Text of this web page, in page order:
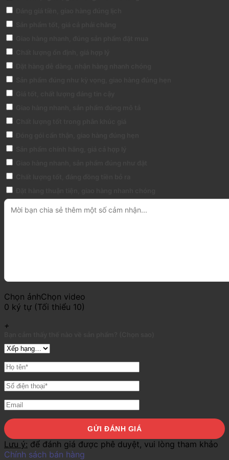
Chọn ảnhChọn video
0 ký tự (Tối thiểu 10)
+
Lưu ý: để đánh giá được phê duyệt, vui lòng tham khảo
Chính sách bán hàng